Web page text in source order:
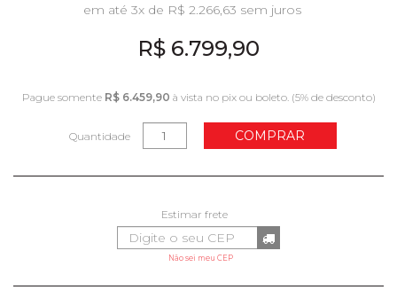
R$ 6.799,90
em até 3x de R$ 2.266,63 sem juros
Pague somente R$ 6.459,90 à vista no pix ou boleto. (5% de desconto)
Quantidade COMPRAR
Não sei meu CEP